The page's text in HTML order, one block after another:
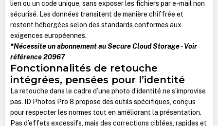
lien ou un code unique, sans exposer les fichiers par e-mail non
sécurisé. Les données transitent de manière chiffrée et
restent hébergées selon des standards conformes aux
exigences européennes.
*Nécessite un abonnement au Secure Cloud Storage - Voir
référence 20967
Fonctionnalités de retouche
intégrées, pensées pour l’identité
La retouche dans le cadre d’une photo d’identité ne s’improvise
pas. ID Photos Pro 8 propose des outils spécifiques, conçus
pour respecter les normes tout en améliorant la présentation.
Pas d’effets excessifs, mais des corrections ciblées, rapides et